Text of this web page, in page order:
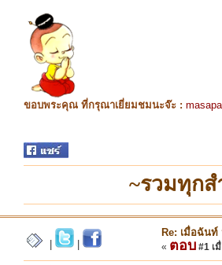
ขอบพระคุณ ที่กรุณาเยี่ยมชมนะจ๊ะ :
~รวมทุก
Re: เมื่อฉันท์
« ตอบ #1 เ